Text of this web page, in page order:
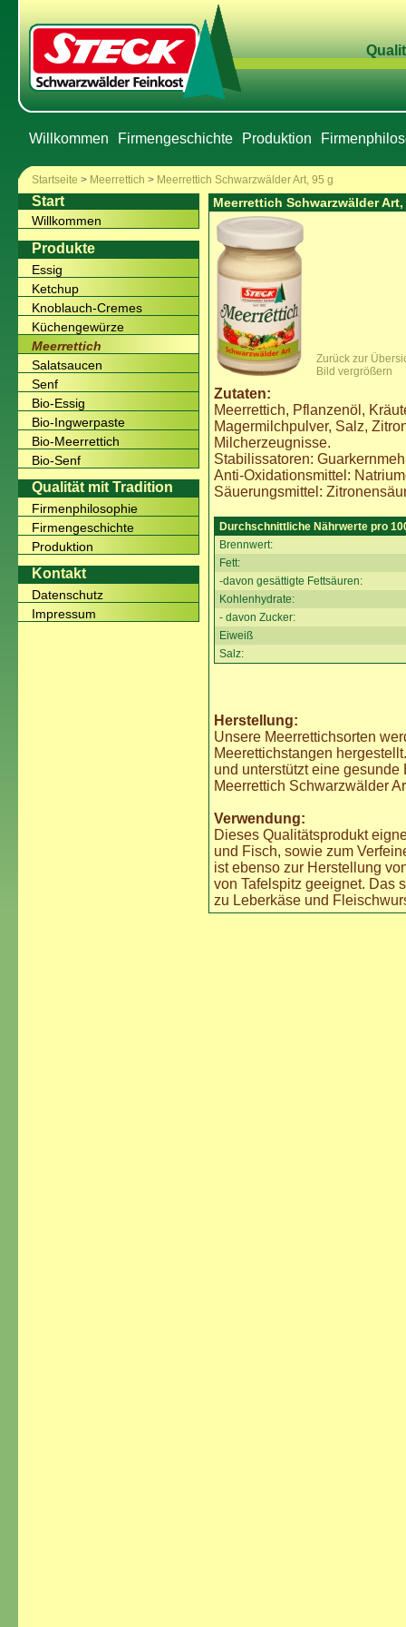
Willkommen Firmengeschichte Produktion
Startseite > Meerrettich > Meerrettich Schwarzwälder Art, 95 g
Start
Willkommen
Produkte
Essig
Ketchup
Knoblauch-Cremes
Küchengewürze
Meerrettich
Salatsaucen
Senf
Bio-Essig
Bio-Ingwerpaste
Bio-Meerrettich
Bio-Senf
Qualität mit Tradition
Firmenphilosophie
Firmengeschichte
Produktion
Kontakt
Datenschutz
Impressum
Meerrettich Schwarzwälder Art,
Zurück zur
Bild vergrößern
Zutaten:
Meerrettich, Pflanzenöl,
Magermilchpulver, Salz,
Milcherzeugnisse.
Stabilissatoren:
Anti-Oxidationsmittel:
Säuerungsmittel:
Durchschnittliche Nährwerte pro
Brennwert:
Fett:
-davon gesättigte Fettsäuren:
Kohlenhydrate:
- davon Zucker:
Eiweiß
Salz:
Herstellung:
Unsere Meerrettichsorten
Meerettichstangen
und unterstützt eine gesunde
Meerrettich Schwarzwälder
Verwendung:
Dieses Qualitätsprodukt
und Fisch, sowie zum
ist ebenso zur Herstellung
von Tafelspitz geeignet. Das
zu Leberkäse und